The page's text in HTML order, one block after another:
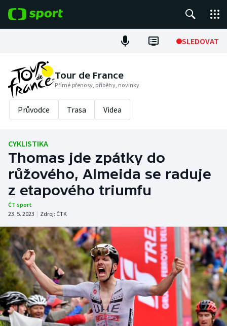
SLEDOVAT
Fotbal
Hokej
Tenis
Cyklistika
DALŠÍ SPORTY
Americký fotbal
Baseball a softbal
Basketbal
Biatlon
Boby a skeleton
NEPŘEHLÉDNĚTE
Soutěže
Historické návraty
Aplikace ČT sport
AZ kvíz
Tour de France
Přímé přenosy, příběhy, novinky
Průvodce Trasa Videa
CYKLISTIKA
Thomas jde zpátky do
růžového, Almeida se raduje
z etapového triumfu
ČT sport
23. 5. 2023 | Zdroj: ČTK